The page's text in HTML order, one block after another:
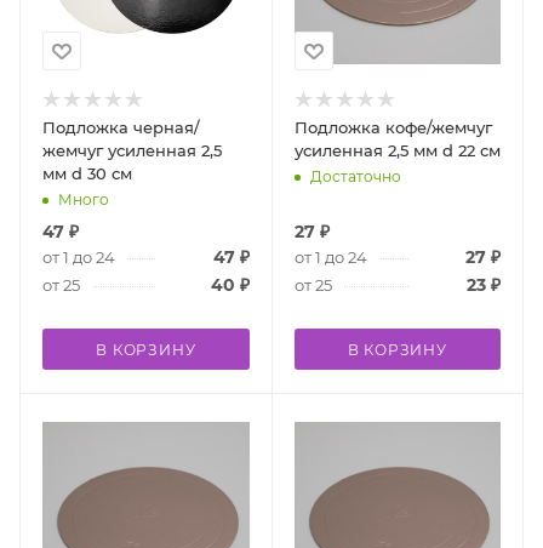
Подложка черная/
жемчуг усиленная 2,5
мм d 30 см
Много
47 ₽
от 1 до 24 47₽
от 25 40 ₽
В КОРЗИНУ
Подложка кофе/жемчуг
усиленная 2,5 мм d 22 см
Достаточно
27₽
от 1 до 24 27 ₽
от 25 23 ₽
В КОРЗИНУ